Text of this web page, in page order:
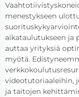
menestykseen
aikataulutukseen ja
auttaa yrityksiä
myötä.
videotutoriaaleihin,
ja taitojen